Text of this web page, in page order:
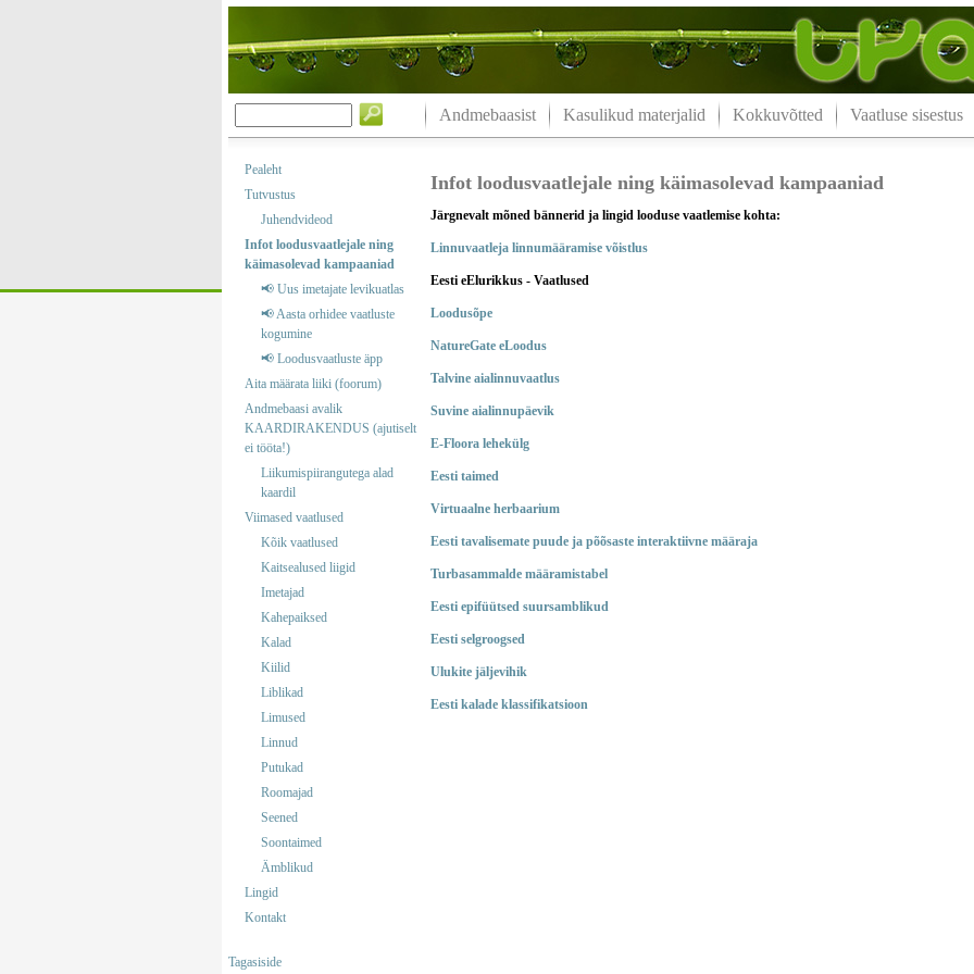
Andmebaasist Kasulikud materjalid Kokkuvõtted Vaatluse sisestus
Pealeht
Tutvustus
Juhendvideod
Infot loodusvaatlejale ning
käimasolevad kampaaniad
📢 Uus imetajate levikuatlas
📢 Aasta orhidee vaatluste
kogumine
📢 Loodusvaatluste äpp
Aita määrata liiki (foorum)
Andmebaasi avalik
KAARDIRAKENDUS (ajutiselt
ei tööta!)
Liikumispiirangutega alad
kaardil
Viimased vaatlused
Kõik vaatlused
Kaitsealused liigid
Imetajad
Kahepaiksed
Kalad
Kiilid
Liblikad
Limused
Linnud
Putukad
Roomajad
Seened
Soontaimed
Ämblikud
Lingid
Kontakt
Tagasiside
Infot loodusvaatlejale ning käimasolevad kampaaniad
Järgnevalt mõned bännerid ja lingid looduse vaatlemise kohta:
Linnuvaatleja linnumääramise võistlus
Eesti eElurikkus - Vaatlused
Loodusõpe
NatureGate eLoodus
Talvine aialinnuvaatlus
Suvine aialinnupäevik
E-Floora lehekülg
Eesti taimed
Virtuaalne herbaarium
Eesti tavalisemate puude ja põõsaste interaktiivne määraja
Turbasammalde määramistabel
Eesti epifüütsed suursamblikud
Eesti selgroogsed
Ulukite jäljevihik
Eesti kalade klassifikatsioon